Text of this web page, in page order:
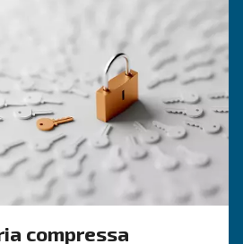
con un nuovo
rotativo a
la tua azienda più
di vista energetico,
d'aria rotativo a vite è una
più.